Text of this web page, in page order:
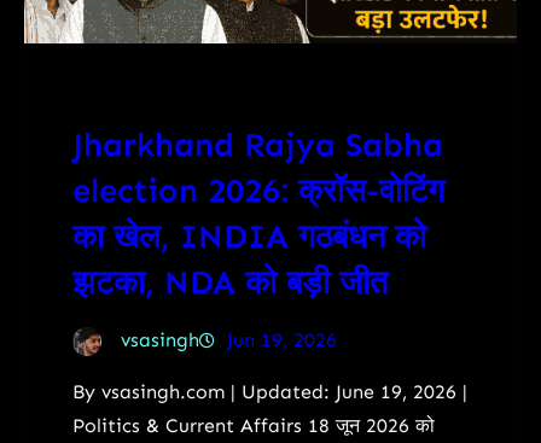
Jharkhand Rajya Sabha
election 2026: क्रॉस-वोटिंग
का खेल, INDIA गठबंधन को
झटका, NDA को बड़ी जीत
vsasingh Jun 19, 2026
By vsasingh.com | Updated: June 19, 2026 |
Politics & Current Affairs 18 जून 2026 को